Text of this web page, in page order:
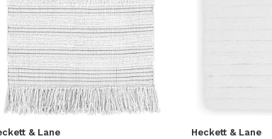
& Lane Heckett & Lane